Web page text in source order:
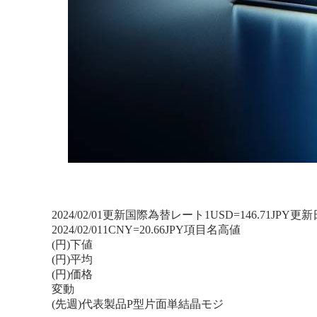
2024/02/01更新国際為替レート 1USD=146.71JPY更新
2024/02/01 1CNY=20.66JPY項目名高値
(円)下値
(円)平均
(円)価格
変動
(先週)代表製品P型片面単結晶モジ